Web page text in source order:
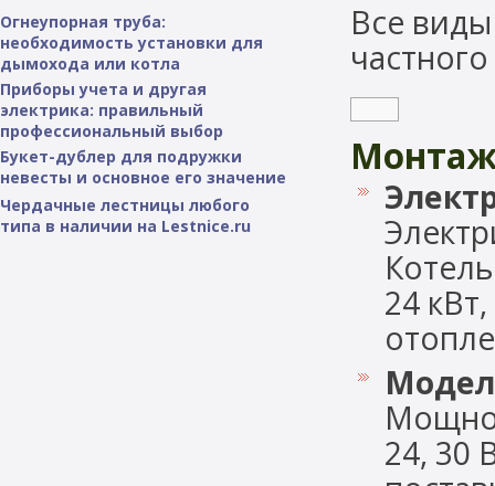
Огнеупорная труба:
необходимость установки для
дымохода или котла
Приборы учета и другая
электрика: правильный
профессиональный выбор
Букет-дублер для подружки
невесты и основное его значение
Чердачные лестницы любого
типа в наличии на Lestnice.ru
Все
частного
24
24, 30